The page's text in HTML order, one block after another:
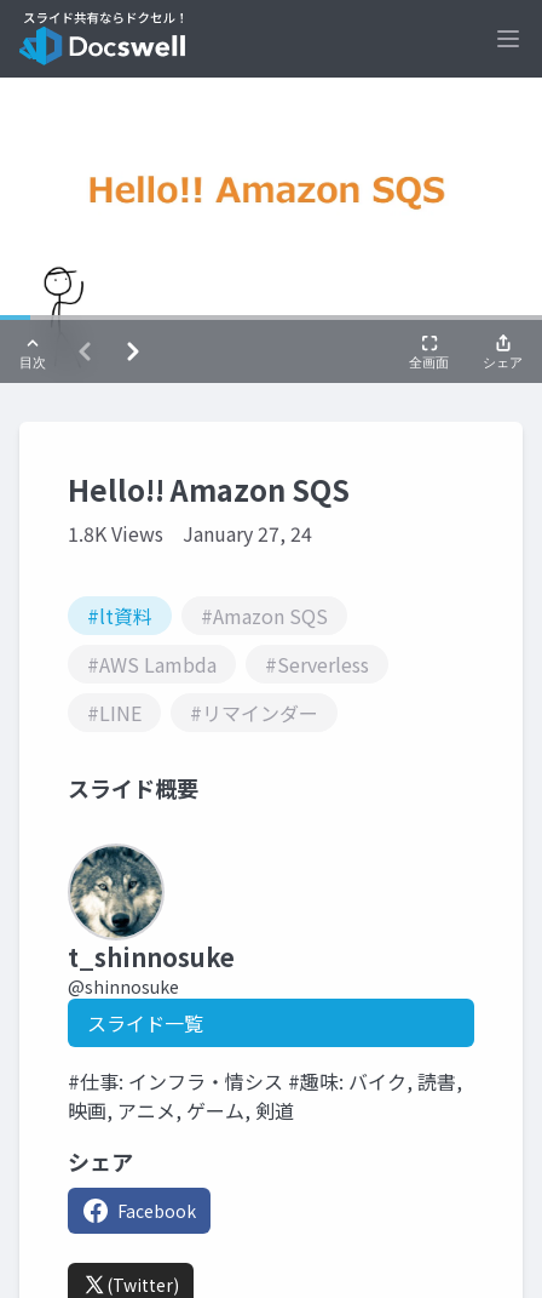
Hello!! Amazon SQS
1.8K Views January 27, 24
#lt資料
#Amazon SQS
#AWS Lambda
#Serverless
#LINE
#リマインダー
スライド概要
t_shinnosuke
@shinnosuke
スライド一覧
#仕事: インフラ・情シス #趣味: バイク, 読書,
映画, アニメ, ゲーム, 剣道
シェア
Facebook
(Twitter)